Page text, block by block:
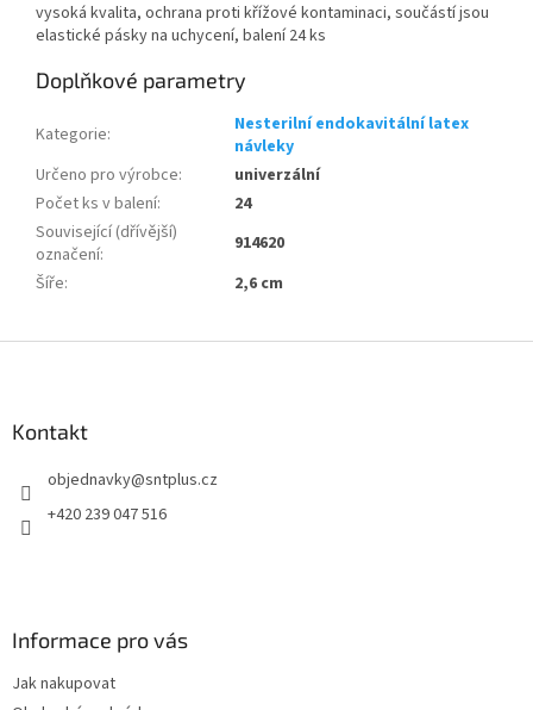
vysoká kvalita, ochrana proti křížové kontaminaci, součástí jsou
elastické pásky na uchycení, balení 24 ks
Doplňkové parametry
Kategorie:
Nesterilní endokavitální latex
návleky
Určeno pro výrobce:
univerzální
Počet ks v balení:
24
Související (dřívější)
označení:
914620
Šíře: 2,6 cm
Kontakt
objednavky@sntplus.cz
+420 239 047 516
Informace pro vás
Jak nakupovat